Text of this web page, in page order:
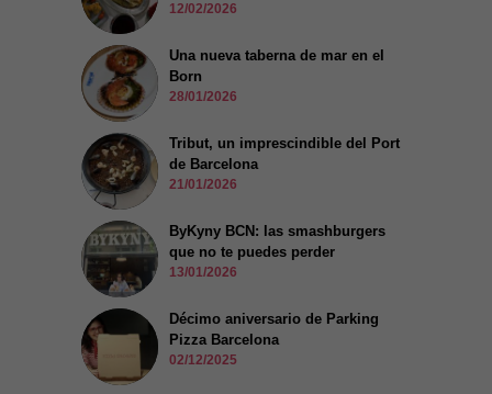
12/02/2026
Una nueva taberna de mar en el
Born
28/01/2026
Tribut, un imprescindible del Port
de Barcelona
21/01/2026
ByKyny BCN: las smashburgers
que no te puedes perder
13/01/2026
Décimo aniversario de Parking
Pizza Barcelona
02/12/2025